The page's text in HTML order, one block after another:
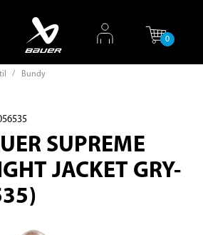
0
/ Bundy
SUPREME
JACKET GRY-